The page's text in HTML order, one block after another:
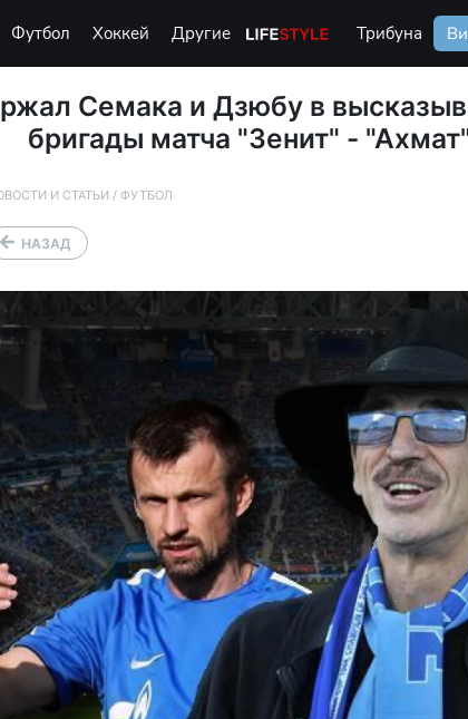
Футбол Хоккей Другие Life Style Трибуна
Семака и Дзюбу в
бригады матча "Зенит" -
И СТАТЬИ / ФУТБОЛ
НАЗАД